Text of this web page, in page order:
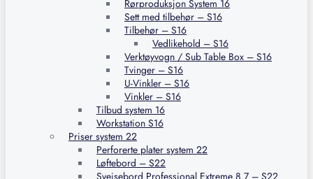
Rørproduksjon System 16
Sett med tilbehør – S16
Tilbehør – S16
Vedlikehold – S16
Verktøyvogn / Sub Table Box – S16
Tvinger – S16
U-Vinkler – S16
Vinkler – S16
Tilbud system 16
Workstation S16
Priser system 22
Perforerte plater system 22
Løftebord – S22
Sveisebord Professional Extreme 8.7 – S22